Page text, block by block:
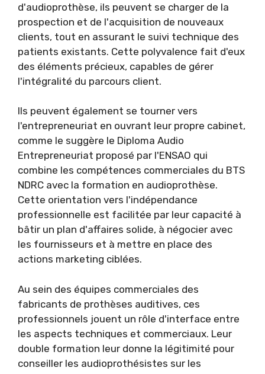
d'audioprothèse, ils peuvent se charger de la
prospection et de l'acquisition de nouveaux
clients, tout en assurant le suivi technique des
patients existants. Cette polyvalence fait d'eux
des éléments précieux, capables de gérer
l'intégralité du parcours client.
Ils peuvent également se tourner vers
l'entrepreneuriat en ouvrant leur propre cabinet,
comme le suggère le Diploma Audio
Entrepreneuriat proposé par l'ENSAO qui
combine les compétences commerciales du BTS
NDRC avec la formation en audioprothèse.
Cette orientation vers l'indépendance
professionnelle est facilitée par leur capacité à
bâtir un plan d'affaires solide, à négocier avec
les fournisseurs et à mettre en place des
actions marketing ciblées.
Au sein des équipes commerciales des
fabricants de prothèses auditives, ces
professionnels jouent un rôle d'interface entre
les aspects techniques et commerciaux. Leur
double formation leur donne la légitimité pour
conseiller les audioprothésistes sur les